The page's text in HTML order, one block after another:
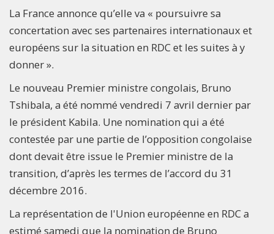
La France annonce qu’elle va « poursuivre sa
concertation avec ses partenaires internationaux et
européens sur la situation en RDC et les suites à y
donner ».
Le nouveau Premier ministre congolais, Bruno
Tshibala, a été nommé vendredi 7 avril dernier par
le président Kabila. Une nomination qui a été
contestée par une partie de l’opposition congolaise
dont devait être issue le Premier ministre de la
transition, d’après les termes de l’accord du 31
décembre 2016.
La représentation de l'Union européenne en RDC a
estimé samedi que la nomination de Bruno